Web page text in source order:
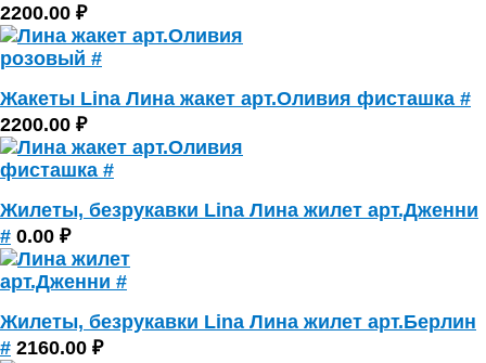
2200.00 ₽
Жакеты Lina Лина жакет арт.Оливия фисташка #
2200.00 ₽
Жилеты, безрукавки Lina Лина жилет арт.Дженни
# 0.00 ₽
Жилеты, безрукавки Lina Лина жилет арт.Берлин
# 2160.00 ₽